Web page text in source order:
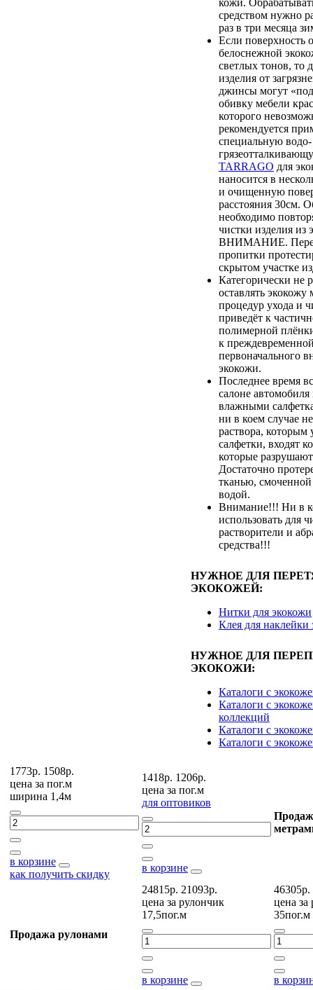
средством нужно
раз в три месяца
Если поверхность
белоснежной
светлых тонов, то
изделия от
джинсы могут
обивку мебели
которого
рекомендуется
специальную
TARRAGO для
наносится в
и очищенную
расстояния 30см.
необходимо
чистки изделия из
ВНИМАНИЕ.
пропитки
скрытом участке
Категорически не
оставлять экокожу
процедур ухода и
приведёт к
полимерной
к
первоначального
экокожи.
Последнее время
салоне
влажными
ни в коем случае
раствора,
салфетки, входят
которые
Достаточно
тканью,
водой.
Внимание!!! Ни в
использовать для
растворители и
средства!!!
НУЖНОЕ ДЛЯ
ЭКОКОЖЕЙ:
Нитки для экокожи
Клея для наклейки
НУЖНОЕ ДЛЯ
ЭКОКОЖИ:
Каталоги с
Каталоги с
коллекций
Каталоги с
Каталоги с
1773р. 1508р.
цена за пог.м
ширина 1,4м
в корзине
как получить скидку
1418р. 1206р.
цена за пог.м
для оптовиков
в корзине
Продажа рулонами
24815р. 21093р.
цена за рулончик
17,5пог.м
в корзине
46305р.
цена за
35пог.м
в